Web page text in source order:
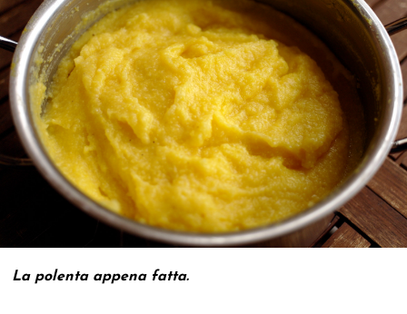
La polenta appena fatta.